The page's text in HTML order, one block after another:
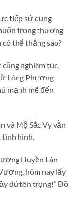
tiếp sử dụng
trọng thương
thể thắng sao?
cũng nghiêm túc,
Lông Phượng
mạnh mẽ đến
và Mộ Sắc Vy vẫn
tình hình.
Huyền Lân
hôm nay lấy
đủ tôn trọng!” Đồ